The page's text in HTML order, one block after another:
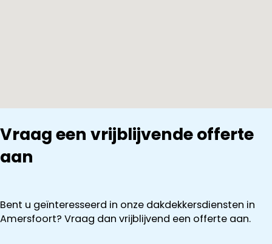
Vraag een vrijblijvende offerte
aan
Bent u geïnteresseerd in onze dakdekkersdiensten in
Amersfoort? Vraag dan vrijblijvend een offerte aan.